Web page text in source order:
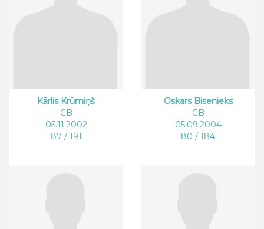
Kārlis Krūmiņš
CB
05.11.2002
87 / 191
Oskars Bisenieks
CB
05.09.2004
80 / 184